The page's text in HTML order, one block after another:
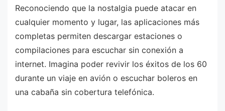
Reconociendo que la nostalgia puede atacar en
cualquier momento y lugar, las aplicaciones más
completas permiten descargar estaciones o
compilaciones para escuchar sin conexión a
internet. Imagina poder revivir los éxitos de los 60
durante un viaje en avión o escuchar boleros en
una cabaña sin cobertura telefónica.